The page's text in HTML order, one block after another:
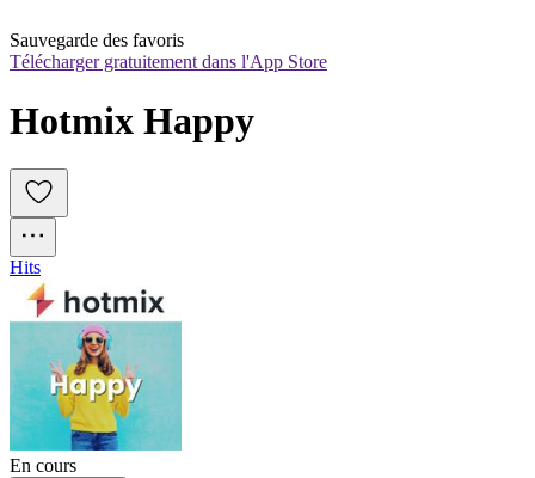
Sauvegarde des favoris
Télécharger gratuitement dans l'App Store
Hotmix Happy
Hits
En cours